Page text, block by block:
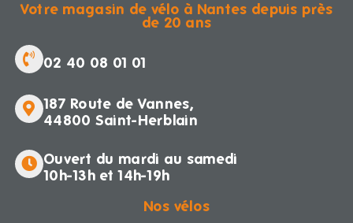
Votre magasin de vélo à Nantes depuis près
de 20 ans
02 40 08 01 01
187 Route de Vannes,
44800 Saint-Herblain
Ouvert du mardi au samedi
10h-13h et 14h-19h
Nos vélos